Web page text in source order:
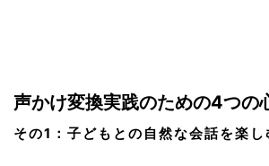
声かけ変換実践のための4つの
その1：子どもとの自然な会話を楽し